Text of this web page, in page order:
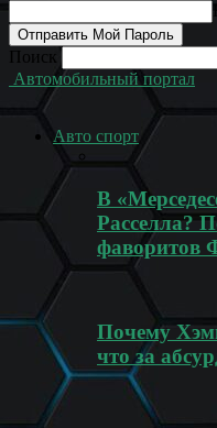
Поиск
Автомобильный портал
Авто спорт
В
Расселла?
фаворитов
Почему
что за